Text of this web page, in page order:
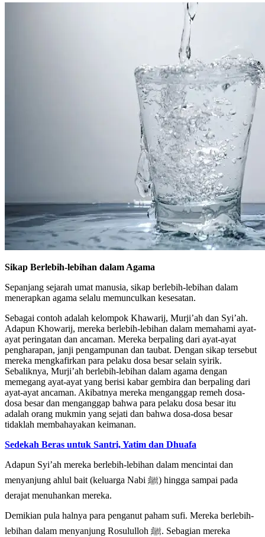
Sikap Berlebih-lebihan dalam Agama
Sepanjang sejarah umat manusia, sikap berlebih-lebihan dalam
menerapkan agama selalu memunculkan kesesatan.
Sebagai contoh adalah kelompok Khawarij, Murji’ah dan Syi’ah.
Adapun Khowarij, mereka berlebih-lebihan dalam memahami ayat-
ayat peringatan dan ancaman. Mereka berpaling dari ayat-ayat
pengharapan, janji pengampunan dan taubat. Dengan sikap tersebut
mereka mengkafirkan para pelaku dosa besar selain syirik.
Sebaliknya, Murji’ah berlebih-lebihan dalam agama dengan
memegang ayat-ayat yang berisi kabar gembira dan berpaling dari
ayat-ayat ancaman. Akibatnya mereka menganggap remeh dosa-
dosa besar dan menganggap bahwa para pelaku dosa besar itu
adalah orang mukmin yang sejati dan bahwa dosa-dosa besar
tidaklah membahayakan keimanan.
Sedekah Beras untuk Santri, Yatim dan Dhuafa
Adapun Syi’ah mereka berlebih-lebihan dalam mencintai dan
menyanjung ahlul bait (keluarga Nabi ﷺ) hingga sampai pada
derajat menuhankan mereka.
Demikian pula halnya para penganut paham sufi. Mereka berlebih-
lebihan dalam menyanjung Rosululloh ﷺ. Sebagian mereka